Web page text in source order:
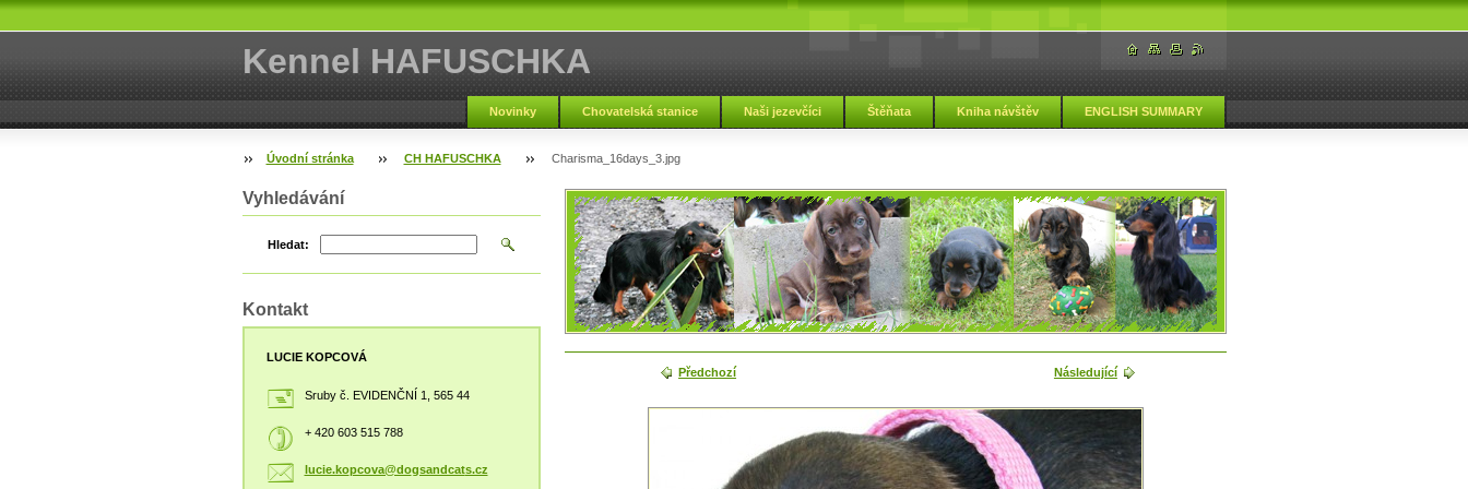
Kennel HAFUSCHKA
Novinky Chovatelská stanice Naši jezevčíci Štěňata Kniha návštěv ENGLISH SUMMARY
Úvodní stránka CH HAFUSCHKA Charisma_16days_3.jpg
Předchozí Následující
Vyhledávání
Hledat:
Kontakt
LUCIE KOPCOVÁ
Sruby č. EVIDENČNÍ 1, 565 44
+ 420 603 515 788
lucie.kopcova@dogsandcats.cz